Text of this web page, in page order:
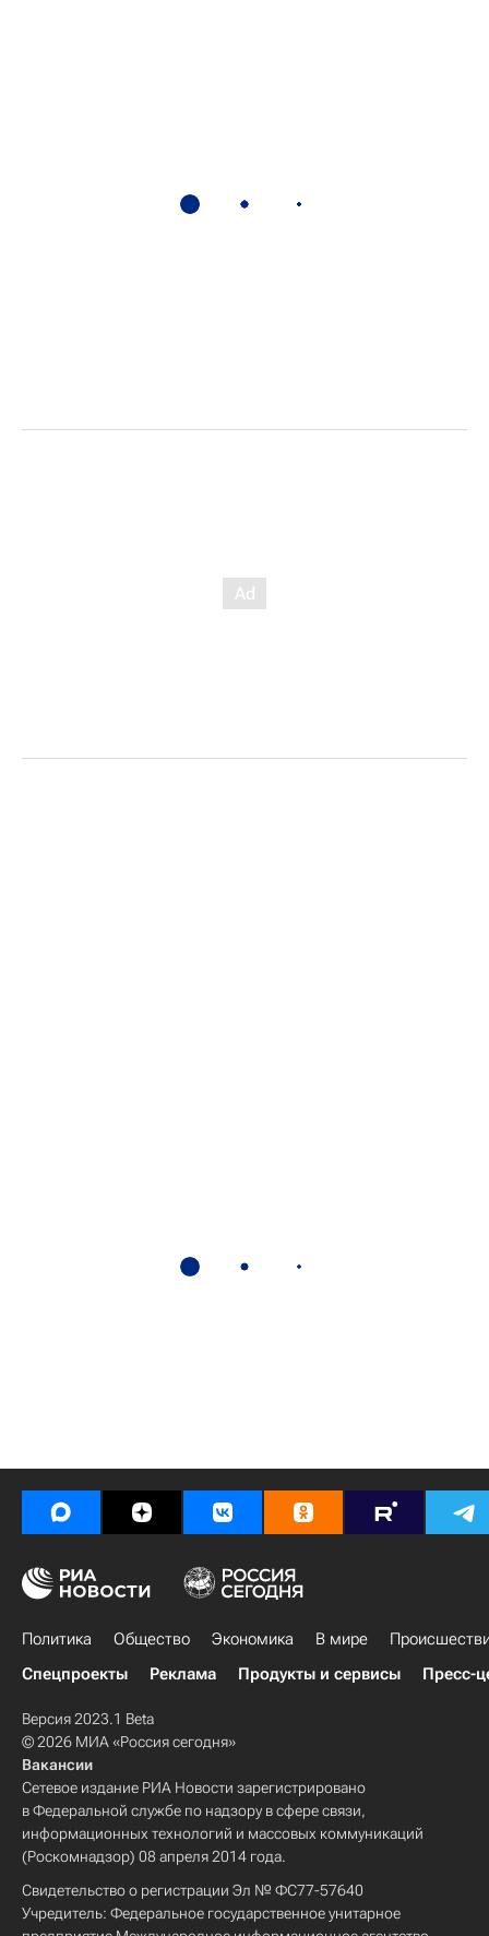
Политика Общество Экономика В мире
Спецпроекты
Реклама Продукты и сервисы Пресс-
Версия 2023.1 Beta
© 2026 МИА «Россия сегодня»
Вакансии
Сетевое издание РИА Новости зарегистрировано
в Федеральной службе по надзору в сфере связи,
информационных технологий и массовых коммуникаций
(Роскомнадзор) 08 апреля 2014 года.
Свидетельство о регистрации Эл № ФС77-57640
Учредитель: Федеральное государственное унитарное